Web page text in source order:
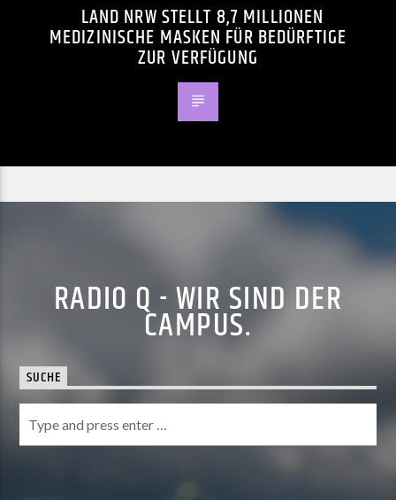
LAND NRW STELLT 8,7 MILLIONEN
MEDIZINISCHE MASKEN FÜR BEDÜRFTIGE
ZUR VERFÜGUNG
RADIO Q - WIR SIND DER
CAMPUS.
SUCHE